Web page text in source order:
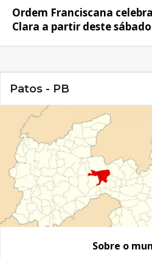
Ordem Franciscana
Clara a partir deste
Patos - PB
Sobre o